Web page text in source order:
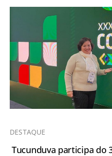
DESTAQUE
Tucunduva participa do